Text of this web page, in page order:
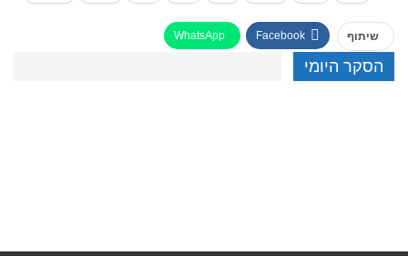
שיתוף Facebook
WhatsApp
הסקר היומי